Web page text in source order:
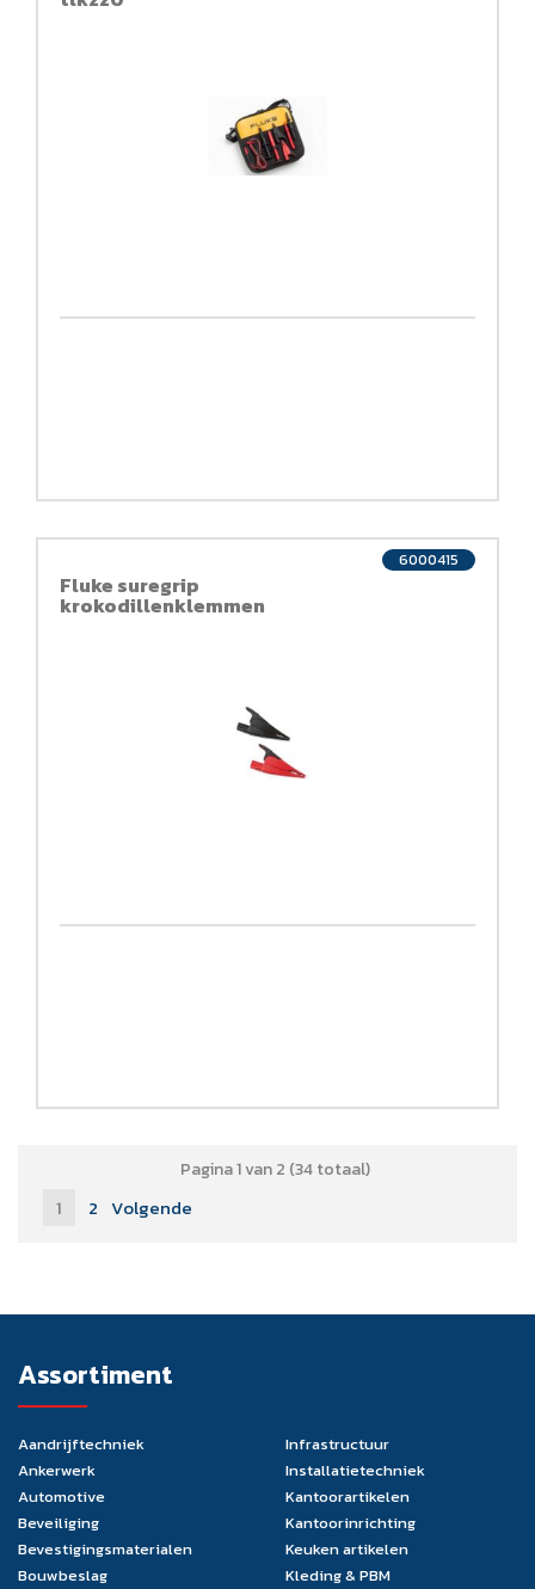
Fluke suregrip
krokodillenklemmen
6000415
Pagina 1 van 2 (34 totaal)
1 2 Volgende
Assortiment
Aandrijftechniek
Ankerwerk
Automotive
Beveiliging
Bevestigingsmaterialen
Bouwbeslag
Infrastructuur
Installatietechniek
Kantoorartikelen
Kantoorinrichting
Keuken artikelen
Kleding & PBM